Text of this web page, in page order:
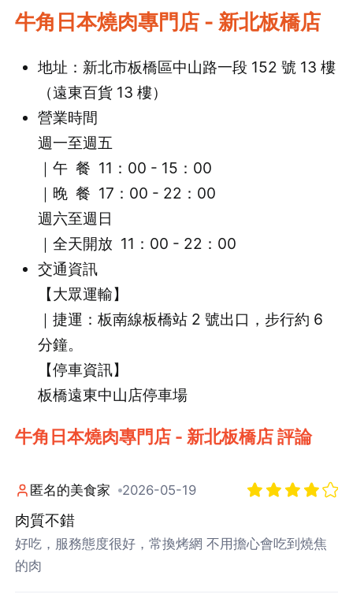
牛角日本燒肉專門店 - 新北板橋店
地址：新北市板橋區中山路一段 152 號 13 樓
（遠東百貨 13 樓）
營業時間
週一至週五
｜午 餐 11：00 - 15：00
｜ 晚 餐 17：00 - 22：00
週六至週日
｜全天開放 11：00 - 22：00
交通資訊
【大眾運輸】
｜捷運：板南線板橋站 2 號出口，步行約 6
分鐘。
【停車資訊】
板橋遠東中山店停車場
牛角日本燒肉專門店 - 新北板橋店 評論
匿名的美食家 2026-05-19
肉質不錯
好吃，服務態度很好，常換烤網 不用擔心會吃到燒焦
的肉